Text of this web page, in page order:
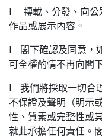
l 轉載、分發、向公
作品或展示內容。
l 閣下確認及同意，
可全權酌情不再向閣
l 我們將採取一切合
不保證及聲明（明示
性、質素或完整性或
就此承擔任何責任。